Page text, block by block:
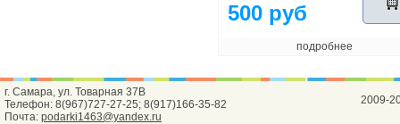
500 руб
подробнее
г. Самара, ул. Товарная 37В
Телефон: 8(967)727-27-25; 8(917)166-35-82
Почта: podarki1463@yandex.ru
2009-